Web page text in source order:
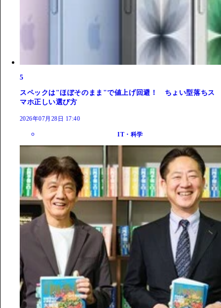
5
スペックは"ほぼそのまま"で値上げ回避！ ちょい型落ちス
マホ正しい選び方
2026年07月28日 17:40
IT・科学